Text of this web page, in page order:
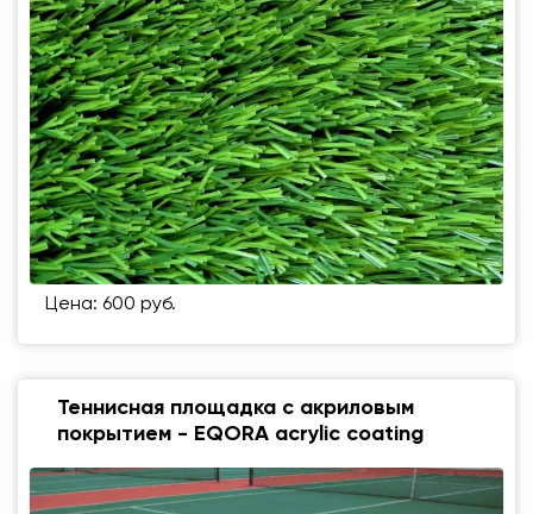
Цена: 600 руб.
Теннисная площадка с акриловым
покрытием - EQORA acrylic coating